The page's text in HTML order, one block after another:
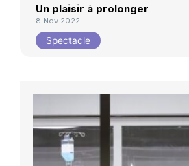
Un plaisir à prolonger
8 Nov 2022
Spectacle